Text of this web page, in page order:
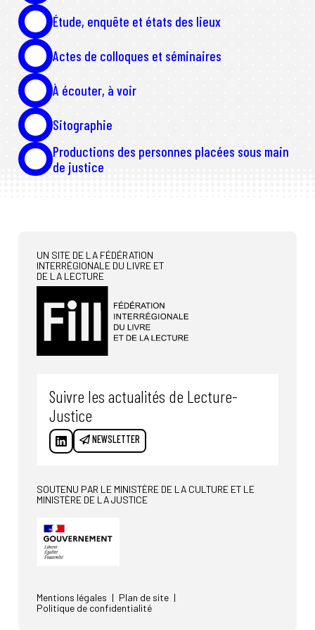
Étude, enquête et états des lieux
Actes de colloques et séminaires
À écouter, à voir
Sitographie
Productions des personnes placées sous main
de justice
UN SITE DE LA FÉDÉRATION
INTERRÉGIONALE DU LIVRE ET
DE LA LECTURE
Suivre les actualités de Lecture-
Justice
NEWSLETTER
SOUTENU PAR LE MINISTÈRE DE LA CULTURE ET LE
MINISTÈRE DE LA JUSTICE
Mentions légales
Plan de site
Politique de confidentialité
Annuaire Glossaire
À propos
Rechercher